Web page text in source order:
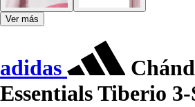
Ver más
adidas
Essentials Tiberio